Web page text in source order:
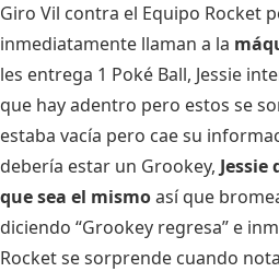
Giro Vil contra el Equipo Rocket
inmediatamente llaman a la
les entrega 1 Poké Ball, Jessie
que hay adentro pero estos se
estaba vacía pero cae su
debería estar un Grookey, Jessie
que sea el mismoasí que
diciendo “Grookey regresa” e
Rocket se sorprende cuando